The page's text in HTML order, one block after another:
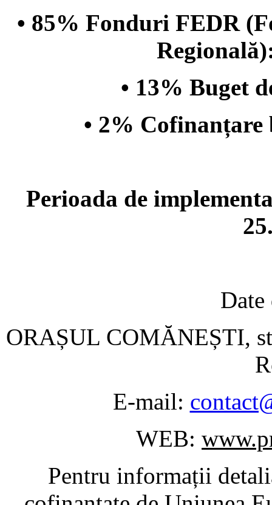
• 85% Fonduri FEDR
• 13% Buget
• 2% Cofinanțare
Perioada de
Date
ORAȘUL COMĂNEȘTI,
E-mail:
WEB:
Pentru informații